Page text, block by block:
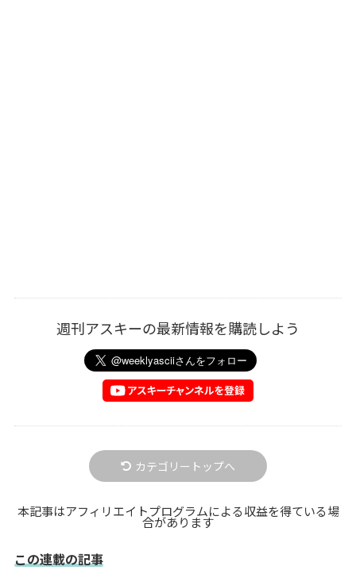
週刊アスキーの最新情報を購読しよう
カテゴリートップへ
本記事はアフィリエイトプログラムによる収益を得ている場
合があります
この連載の記事